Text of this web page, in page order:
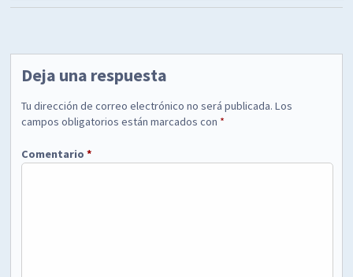
Deja una respuesta
Tu dirección de correo electrónico no será publicada. Los
campos obligatorios están marcados con *
Comentario*